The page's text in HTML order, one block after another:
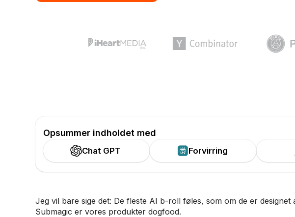
Opsummer indholdet med
Chat GPT Forvirring
Jeg vil bare sige det: De fleste AI b-roll føles, som om de er
Submagic er vores produkter dogfood.